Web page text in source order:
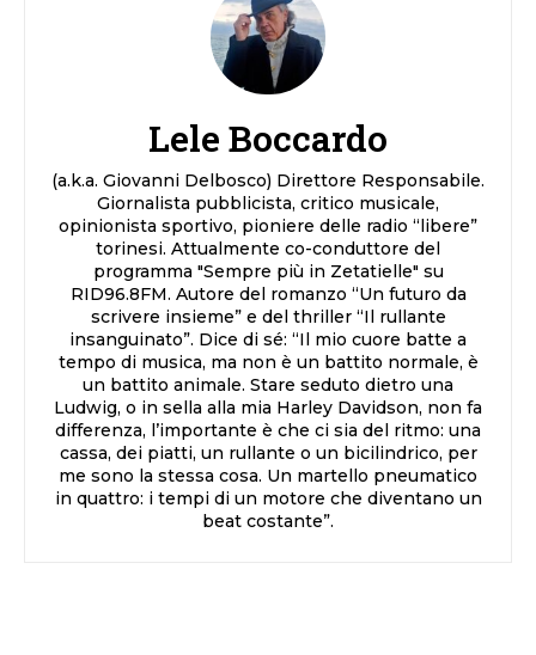
Lele Boccardo
(a.k.a. Giovanni Delbosco) Direttore Responsabile.
Giornalista pubblicista, critico musicale,
opinionista sportivo, pioniere delle radio “libere”
torinesi. Attualmente co-conduttore del
programma "Sempre più in Zetatielle" su
RID96.8FM. Autore del romanzo “Un futuro da
scrivere insieme” e del thriller “Il rullante
insanguinato”. Dice di sé: “Il mio cuore batte a
tempo di musica, ma non è un battito normale, è
un battito animale. Stare seduto dietro una
Ludwig, o in sella alla mia Harley Davidson, non fa
differenza, l’importante è che ci sia del ritmo: una
cassa, dei piatti, un rullante o un bicilindrico, per
me sono la stessa cosa. Un martello pneumatico
in quattro: i tempi di un motore che diventano un
beat costante”.